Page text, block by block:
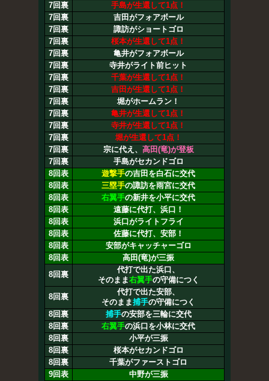
7回裏
手島が生還して1点！
7回裏
吉田がフォアボール
7回裏
諏訪がショートゴロ
7回裏
桜本が生還して1点！
7回裏
亀井がフォアボール
7回裏
寺井がライト前ヒット
7回裏
千葉が生還して1点！
7回裏
吉田が生還して1点！
7回裏
堀がホームラン！
7回裏
亀井が生還して1点！
7回裏
寺井が生還して1点！
7回裏
堀が生還して1点！
7回裏
宗に代え、 高田(竜)が登板
7回裏
手島がセカンドゴロ
8回表
遊撃手の吉田を白石に交代
8回表
三塁手の諏訪を雨宮に交代
8回表
右翼手の新井を小平に交代
8回表
遠藤に代打、浜口！
8回表
浜口がライトフライ
8回表
佐藤に代打、安部！
8回表
安部がキャッチャーゴロ
8回表
高田(竜)が三振
8回裏
代打で出た浜口、
そのまま右翼手の守備につく
8回裏
代打で出た安部、
そのまま捕手の守備につく
8回裏
捕手の安部を三輪に交代
8回裏
右翼手の浜口を小林に交代
8回裏
小平が三振
8回裏
桜本がセカンドゴロ
8回裏
千葉がファーストゴロ
9回表
中野が三振